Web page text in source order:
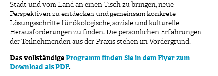
Stadt und vom Land an einen Tisch zu bringen, neue
Perspektiven zu entdecken und gemeinsam konkrete
Lösungsschritte für ökologische, soziale und kulturelle
Herausforderungen zu finden. Die persönlichen Erfahrungen
der Teilnehmenden aus der Praxis stehen im Vordergrund.
Das vollständige Programm finden Sie in dem Flyer zum
Download als PDF.